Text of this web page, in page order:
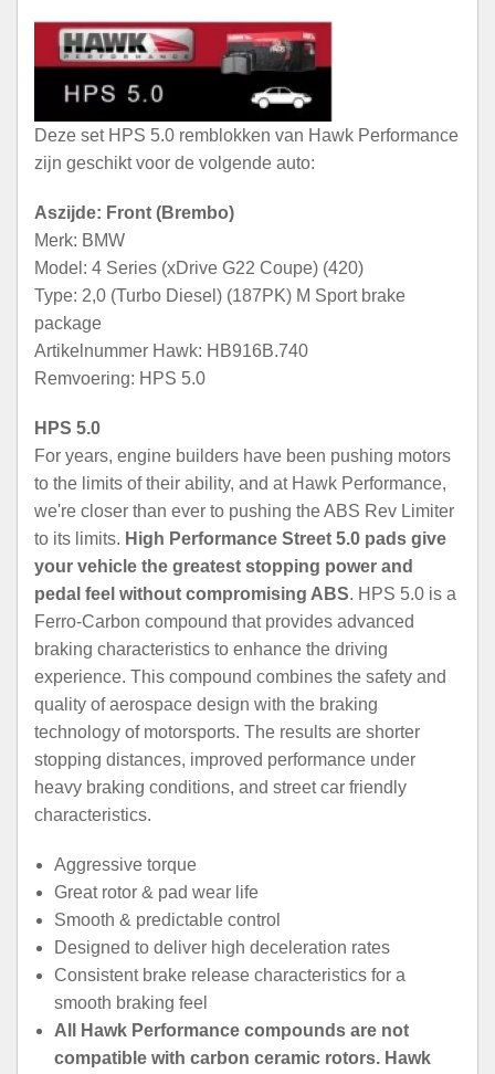
Deze set HPS 5.0 remblokken van Hawk Performance
zijn geschikt voor de volgende auto:
Aszijde: Front (Brembo)
Merk: BMW
Model: 4 Series (xDrive G22 Coupe) (420)
Type: 2,0 (Turbo Diesel) (187PK) M Sport brake
package
Artikelnummer Hawk: HB916B.740
Remvoering: HPS 5.0
HPS 5.0
For years, engine builders have been pushing motors
to the limits of their ability, and at Hawk Performance,
we're closer than ever to pushing the ABS Rev Limiter
to its limits. High Performance Street 5.0 pads give
your vehicle the greatest stopping power and
pedal feel without compromising ABS. HPS 5.0 is a
Ferro-Carbon compound that provides advanced
braking characteristics to enhance the driving
experience. This compound combines the safety and
quality of aerospace design with the braking
technology of motorsports. The results are shorter
stopping distances, improved performance under
heavy braking conditions, and street car friendly
characteristics.
Aggressive torque
Great rotor & pad wear life
Smooth & predictable control
Designed to deliver high deceleration rates
Consistent brake release characteristics for a
smooth braking feel
All Hawk Performance compounds are not
compatible with carbon ceramic rotors. Hawk